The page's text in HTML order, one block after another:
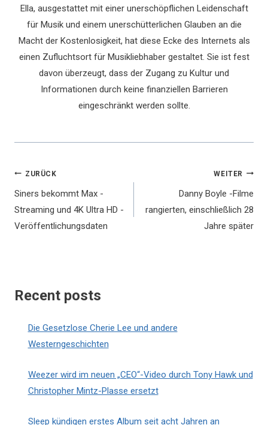
Ella, ausgestattet mit einer unerschöpflichen Leidenschaft
für Musik und einem unerschütterlichen Glauben an die
Macht der Kostenlosigkeit, hat diese Ecke des Internets als
einen Zufluchtsort für Musikliebhaber gestaltet. Sie ist fest
davon überzeugt, dass der Zugang zu Kultur und
Informationen durch keine finanziellen Barrieren
eingeschränkt werden sollte.
Beitragsnavigation
ZURÜCK
Siners bekommt Max -
Streaming und 4K Ultra HD -
Veröffentlichungsdaten
WEITER
Danny Boyle -Filme
rangierten, einschließlich 28
Jahre später
Recent posts
Die Gesetzlose Cherie Lee und andere
Westerngeschichten
Weezer wird im neuen „CEO“-Video durch Tony Hawk und
Christopher Mintz-Plasse ersetzt
Sleep kündigen erstes Album seit acht Jahren an